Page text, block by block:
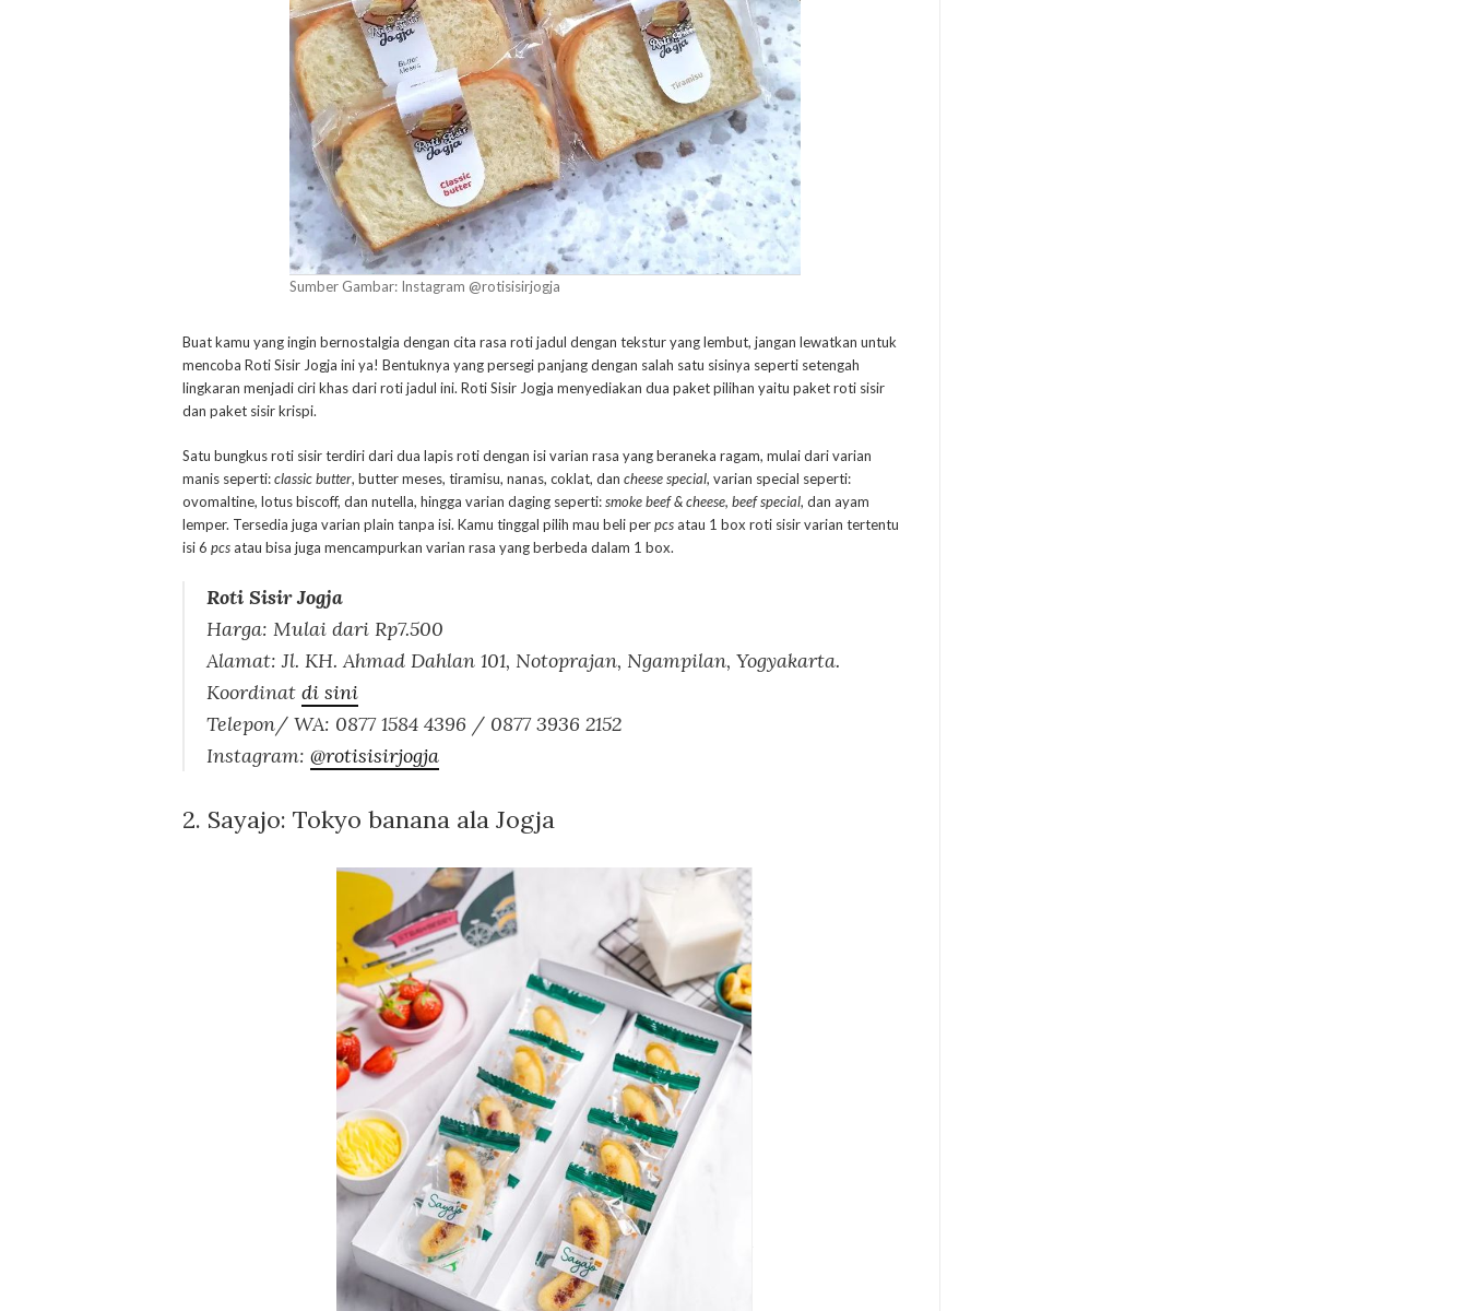
Sumber Gambar: Instagram @rotisisirjogja
Buat kamu yang ingin bernostalgia dengan cita rasa roti jadul dengan tekstur yang lembut, jangan lewatkan untuk
mencoba Roti Sisir Jogja ini ya! Bentuknya yang persegi panjang dengan salah satu sisinya seperti setengah
lingkaran menjadi ciri khas dari roti jadul ini. Roti Sisir Jogja menyediakan dua paket pilihan yaitu paket roti sisir
dan paket sisir krispi.
Satu bungkus roti sisir terdiri dari dua lapis roti dengan isi varian rasa yang beraneka ragam, mulai dari varian
manis seperti:classic butter, butter meses, tiramisu, nanas, coklat, dan cheese special, varian special seperti:
ovomaltine, lotus biscoff, dan nutella, hingga varian daging seperti:smoke beef & cheese, beef special, dan ayam
lemper. Tersedia juga varian plain tanpa isi. Kamu tinggal pilih mau beli perpcsatau 1 box roti sisir varian tertentu
isi 6 pcsatau bisa juga mencampurkan varian rasa yang berbeda dalam 1 box.
Roti Sisir Jogja
Harga: Mulai dari Rp7.500
Alamat: Jl. KH. Ahmad Dahlan 101, Notoprajan, Ngampilan, Yogyakarta.
Koordinat di sini
Telepon/ WA: 0877 1584 4396 / 0877 3936 2152
Instagram: @rotisisirjogja
2. Sayajo: Tokyo banana ala Jogja